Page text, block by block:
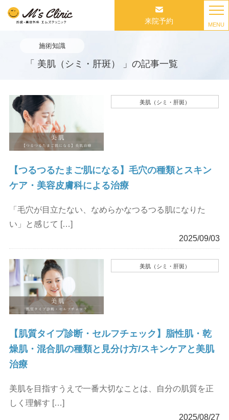
来院予約 MENU
施術知識
「 美肌（シミ・肝斑） 」の記事一覧
美肌（シミ・肝斑）
【つるつるたまご肌になる】毛穴の種類とスキン
ケア・美容皮膚科による治療
「毛穴が目立たない、なめらかなつるつる肌になりた
い」と感じて […]
2025/09/03
美肌（シミ・肝斑）
【肌質タイプ診断・セルフチェック】脂性肌・乾
燥肌・混合肌の種類と見分け方/スキンケアと美肌
治療
美肌を目指すうえで一番大切なことは、自分の肌質を正
しく理解す […]
2025/08/27